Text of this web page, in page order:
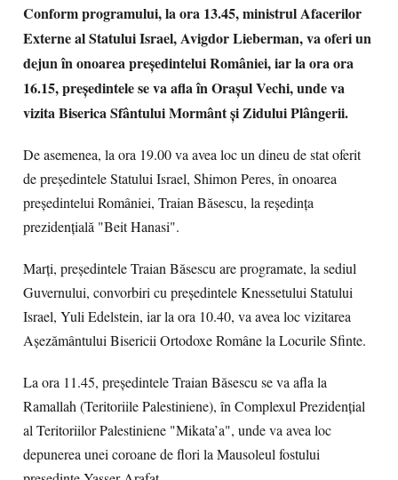
Conform programului, la ora 13.45, ministrul Afacerilor
Externe al Statului Israel, Avigdor Lieberman, va oferi un
dejun în onoarea preşedintelui României, iar la ora ora
16.15, preşedintele se va afla în Oraşul Vechi, unde va
vizita Biserica Sfântului Mormânt şi Zidului Plângerii.
De asemenea, la ora 19.00 va avea loc un dineu de stat oferit
de preşedintele Statului Israel, Shimon Peres, în onoarea
preşedintelui României, Traian Băsescu, la reşedinţa
prezidenţială "Beit Hanasi".
Marţi, preşedintele Traian Băsescu are programate, la sediul
Guvernului, convorbiri cu preşedintele Knessetului Statului
Israel, Yuli Edelstein, iar la ora 10.40, va avea loc vizitarea
Aşezământului Bisericii Ortodoxe Române la Locurile Sfinte.
La ora 11.45, preşedintele Traian Băsescu se va afla la
Ramallah (Teritoriile Palestiniene), în Complexul Prezidenţial
al Teritoriilor Palestiniene "Mikata’a", unde va avea loc
depunerea unei coroane de flori la Mausoleul fostului